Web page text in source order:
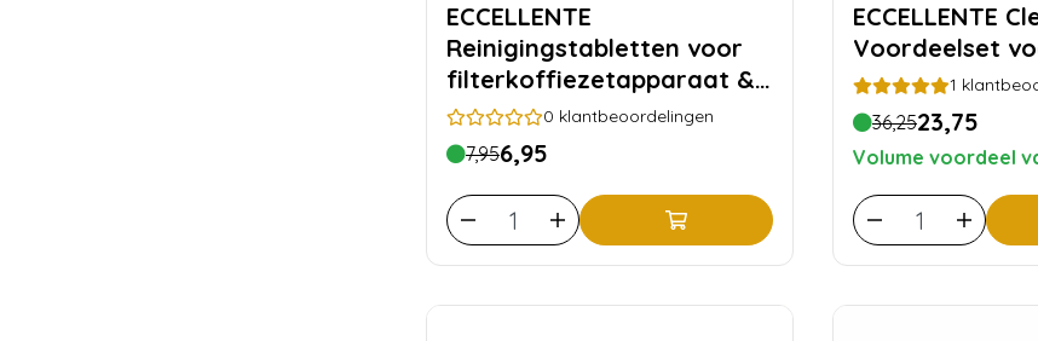
ECCELLENTE
Reinigingstabletten voor
filterkoffiezetapparaat &
thermoskan - 10 stuks
0 klantbeoordelingen
7,956,95
ECCELLENTE Clean Box
Voordeelset
1
36,2523,75
Volume voordeel